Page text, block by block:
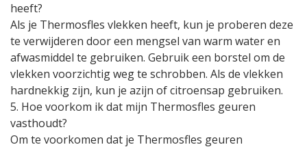
heeft?
Als je Thermosfles vlekken heeft, kun je proberen deze
te verwijderen door een mengsel van warm water en
afwasmiddel te gebruiken. Gebruik een borstel om de
vlekken voorzichtig weg te schrobben. Als de vlekken
hardnekkig zijn, kun je azijn of citroensap gebruiken.
5. Hoe voorkom ik dat mijn Thermosfles geuren
vasthoudt?
Om te voorkomen dat je Thermosfles geuren